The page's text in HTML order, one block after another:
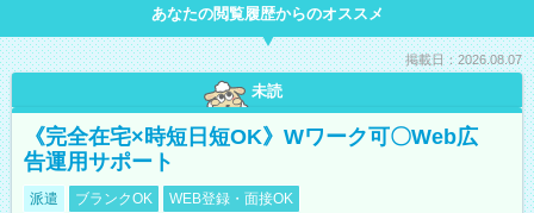
あなたの閲覧履歴からのオススメ
掲載日：2026.08.07
未読
《完全在宅×時短日短OK》Wワーク可〇Web広
告運用サポート
派遣 ブランクOK WEB登録・面接OK